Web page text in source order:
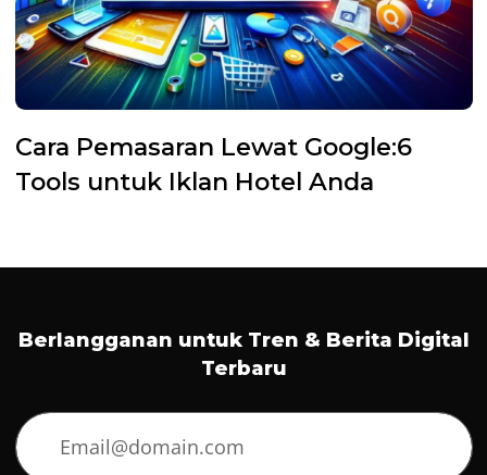
Cara Pemasaran Lewat Google:6
Tools untuk Iklan Hotel Anda
Berlangganan untuk Tren & Berita Digital
Terbaru